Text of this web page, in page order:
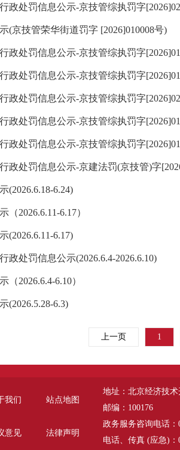
政处罚信息公示-京技管综执罚字
(京技管荣华街道罚字 [2026]010008号)
政处罚信息公示-京技管综执罚字
政处罚信息公示-京技管综执罚字
政处罚信息公示-京技管综执罚字
政处罚信息公示-京技管综执罚字
政处罚信息公示-京技管综执罚字
政处罚信息公示-京建法罚(京技管)字
(2026.6.18-6.24)
2026.6.11-6.17）
(2026.6.11-6.17)
处罚信息公示(2026.6.4-2026.6.10)
2026.6.4-6.10）
(2026.5.28-6.3)
上一页 1
我们 站点地图
意见 法律声明
地址：北京经济技
邮编：100176
政务服务咨询电话：
电话、传真 (应急)：